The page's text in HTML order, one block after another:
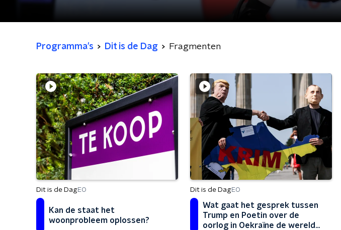
Programma's Dit is de Dag Fragmenten
Dit is de DagEO
Kan de staat het
woonprobleem oplossen?
Dit is de DagEO
Wat gaat het gesprek tussen
Trump en Poetin over de
oorlog in Oekraïne de wereld